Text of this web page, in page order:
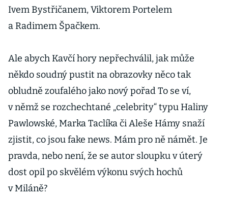
Ivem Bystřičanem, Viktorem Portelem
a Radimem Špačkem.
Ale abych Kavčí hory nepřechválil, jak může
někdo soudný pustit na obrazovky něco tak
obludně zoufalého jako nový pořad To se ví,
v němž se rozchechtané „celebrity“ typu Haliny
Pawlowské, Marka Taclíka či Aleše Hámy snaží
zjistit, co jsou fake news. Mám pro ně námět. Je
pravda, nebo není, že se autor sloupku v úterý
dost opil po skvělém výkonu svých hochů
v Miláně?